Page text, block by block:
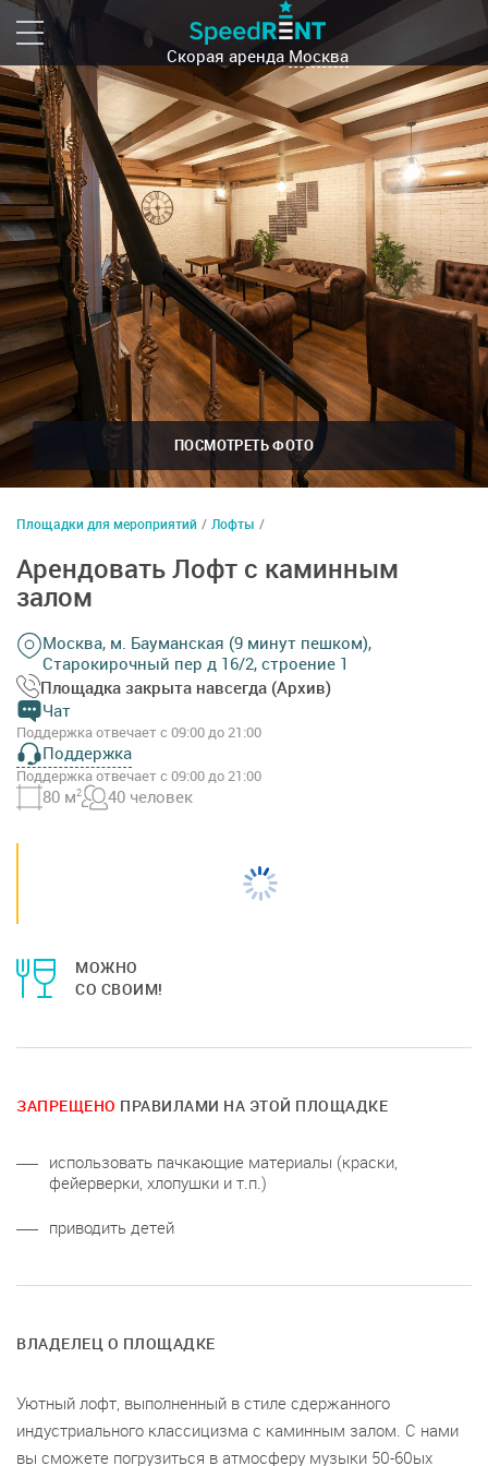
Скорая аренда Москва
ПОСМОТРЕТЬ ФОТО
Площадки для мероприятий / Лофты /
Арендовать Лофт с каминным
залом
Москва, м. Бауманская (9 минут пешком),
Старокирочный пер д 16/2, строение 1
Площадка закрыта навсегда (Архив)
Чат
Поддержка отвечает с 09:00 до 21:00
Поддержка
Поддержка отвечает с 09:00 до 21:00
80 м2 40 человек
МОЖНО
СО СВОИМ!
ЗАПРЕЩЕНО ПРАВИЛАМИ НА ЭТОЙ ПЛОЩАДКЕ
использовать пачкающие материалы (краски,
фейерверки, хлопушки и т.п.)
приводить детей
ВЛАДЕЛЕЦ О ПЛОЩАДКЕ
Уютный лофт, выполненный в стиле сдержанного
индустриального классицизма с каминным залом. С нами
вы сможете погрузиться в атмосферу музыки 50-60ых